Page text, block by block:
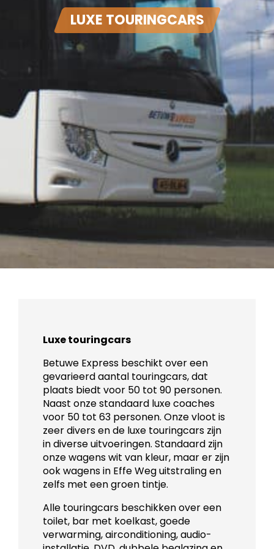
LUXE TOURINGCARS
Luxe touringcars
Betuwe Express beschikt over een
gevarieerd aantal touringcars, dat
plaats biedt voor 50 tot 90 personen.
Naast onze standaard luxe coaches
voor 50 tot 63 personen. Onze vloot is
zeer divers en de luxe touringcars zijn
in diverse uitvoeringen. Standaard zijn
onze wagens wit van kleur, maar er zijn
ook wagens in Effe Weg uitstraling en
zelfs met een groen tintje.
Alle touringcars beschikken over een
toilet, bar met koelkast, goede
verwarming, airconditioning, audio-